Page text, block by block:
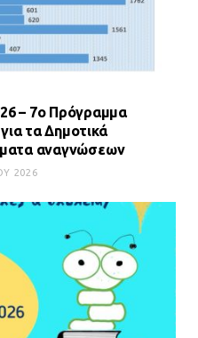
– 7ο Πρόγραμμα
τα Δημοτικά
αναγνώσεων
2026